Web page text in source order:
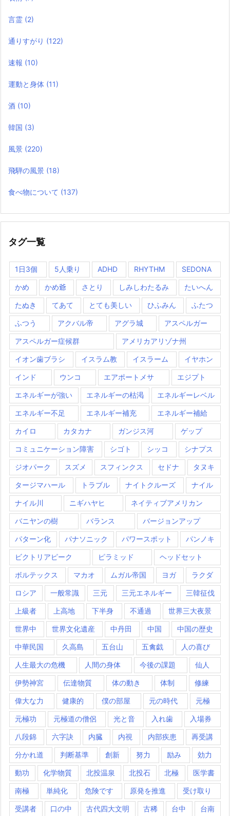
言霊 (2)
通りすがり (122)
速報 (10)
運動と身体 (11)
酒 (10)
韓国 (3)
風景 (220)
飛騨の風景 (18)
食べ物について (137)
タグ一覧
1日3個 5人乗り ADHD RHYTHM SEDONA
かめ かめ爺 さとり しみしわたるみ たいへん
たぬき てあて とても美しい ひふみん ふたつ
ふつう アクバル帝 アグラ城 アスペルガー
アスペルガー症候群 アメリカアリゾナ州
イオン歯ブラシ イスラム教 イスラーム イヤホン
インド ウンコ エアポートメサ エジプト
エネルギーが強い エネルギーの枯渇 エネルギーレベル
エネルギー不足 エネルギー補充 エネルギー補給
カイロ カタカナ ガンジス河 ゲップ
コミュニケーション障害 シゴト シッコ シナプス
ジオパーク スズメ スフィンクス セドナ タヌキ
タージマハール トラブル ナイトクルーズ ナイル
ナイル川 ニギハヤヒ ネイティブアメリカン
バニヤンの樹 バランス バージョンアップ
パターン化 パナソニック パワースポット パンノキ
ビクトリアピーク ピラミッド ヘッドセット
ボルテックス マカオ ムガル帝国 ヨガ ラクダ
ロシア 一般常識 三元 三元エネルギー 三韓征伐
上級者 上高地 下半身 不通過 世界三大夜景
世界中 世界文化遺産 中丹田 中国 中国の歴史
中華民国 久高島 五台山 五禽戯 人の喜び
人生最大の危機 人間の身体 今後の課題 仙人
伊勢神宮 伝達物質 体の動き 体制 修練
偉大な力 健康的 僕の部屋 元の時代 元極
元極功 元極道の僧侶 光と音 入れ歯 入場券
八段錦 六字訣 内臓 内視 内部疾患 再受講
分かれ道 判断基準 創新 努力 励み 効力
動功 化学物質 北投温泉 北投石 北極 医学書
南極 単純化 危険です 原発を推進 受け取り
受講者 口の中 古代四大文明 古稀 台中 台南